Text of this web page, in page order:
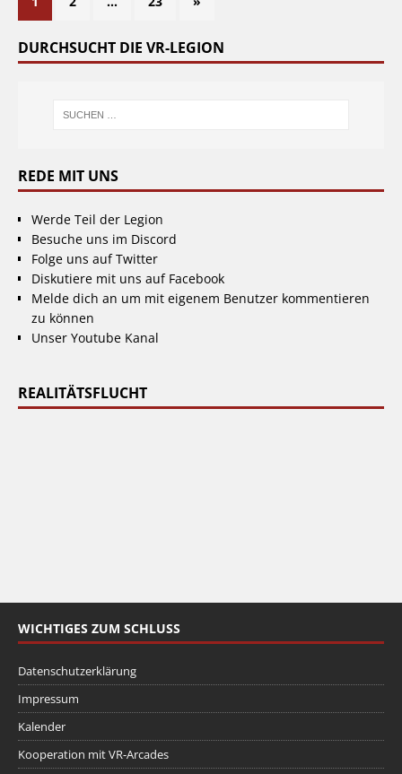
DURCHSUCHT DIE VR-LEGION
REDE MIT UNS
Werde Teil der Legion
Besuche uns im Discord
Folge uns auf Twitter
Diskutiere mit uns auf Facebook
Melde dich an um mit eigenem Benutzer kommentieren
zu können
Unser Youtube Kanal
REALITÄTSFLUCHT
WICHTIGES ZUM SCHLUSS
Datenschutzerklärung
Impressum
Kalender
Kooperation mit VR-Arcades